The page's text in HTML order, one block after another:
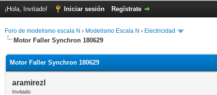
¡Hola, Invitado! Iniciar sesión Regístrate
Foro de modelismo escala N › Modelismo Escala N › Electricidad
Motor Faller Synchron 180629
Motor Faller Synchron 180629
aramirezl
Invitado